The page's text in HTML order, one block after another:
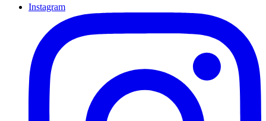
Instagram